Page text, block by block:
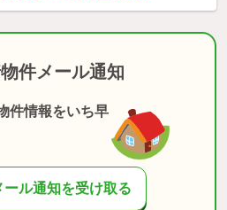
件メール通知
件情報をいち早
ール通知を受け取る